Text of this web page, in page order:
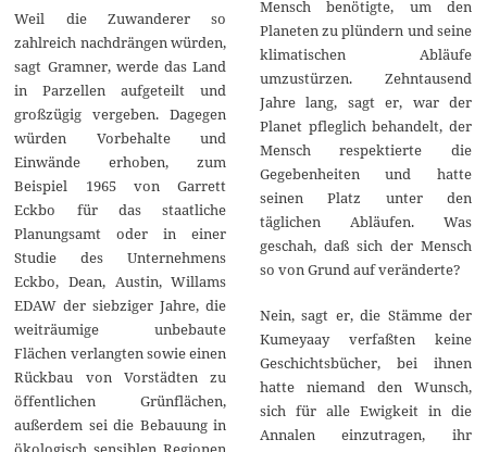
Weil die Zuwanderer so
zahlreich nachdrängen würden,
sagt Gramner, werde das Land
in Parzellen aufgeteilt und
großzügig vergeben. Dagegen
würden Vorbehalte und
Einwände erhoben, zum
Beispiel 1965 von Garrett
Eckbo für das staatliche
Planungsamt oder in einer
Studie des Unternehmens
Eckbo, Dean, Austin, Willams
EDAW der siebziger Jahre, die
weiträumige unbebaute
Flächen verlangten sowie einen
Rückbau von Vorstädten zu
öffentlichen Grünflächen,
außerdem sei die Bebauung in
Mensch benötigte, um den
Planeten zu plündern und seine
klimatischen Abläufe
umzustürzen. Zehntausend
Jahre lang, sagt er, war der
Planet pfleglich behandelt, der
Mensch respektierte die
Gegebenheiten und hatte
seinen Platz unter den
täglichen Abläufen. Was
geschah, daß sich der Mensch
so von Grund auf veränderte?
Nein, sagt er, die Stämme der
Kumeyaay verfaßten keine
Geschichtsbücher, bei ihnen
hatte niemand den Wunsch,
sich für alle Ewigkeit in die
Annalen einzutragen, ihr